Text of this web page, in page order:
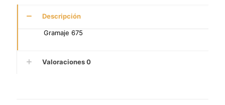
Descripción
Gramaje 675
Valoraciones0